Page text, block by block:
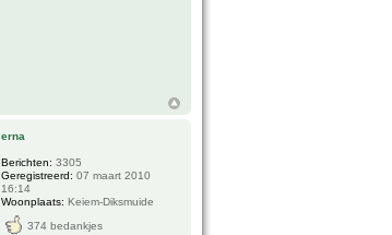
erna
Berichten: 3305
Geregistreerd: 07 maart 2010
16:14
Woonplaats: Keiem-Diksmuide
374 bedankjes